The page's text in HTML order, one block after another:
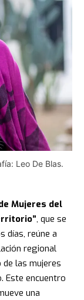
Leo De Blas.
Mujeres del
, que se
días, reúne a
regional
las mujeres
Este encuentro
una